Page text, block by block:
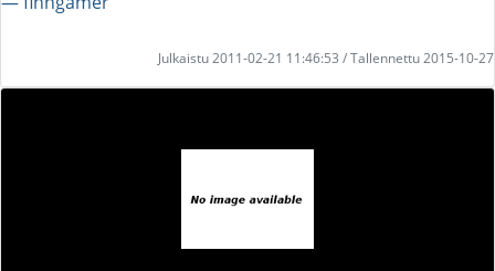
Julkaistu 2011-02-21 11:46:53 / Tallennettu 2015-10-27